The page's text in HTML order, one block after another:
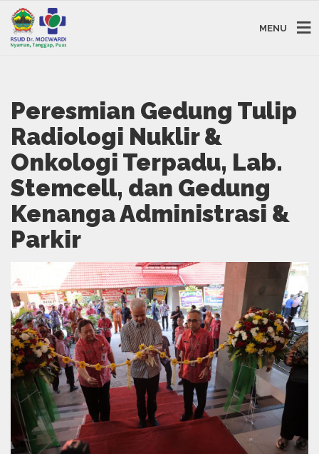
MENU
Peresmian Gedung Tulip
Radiologi Nuklir &
Onkologi Terpadu, Lab.
Stemcell, dan Gedung
Kenanga Administrasi &
Parkir